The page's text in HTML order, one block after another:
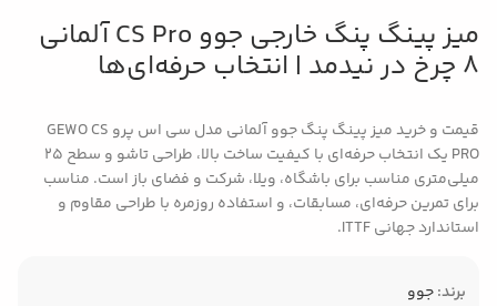
میز پینگ پنگ خارجی جوو CS Pro آلمانی
8 چرخ در نیدمد | انتخاب حرفه‌ای‌ها
قیمت و خرید میز پینگ پنگ جوو آلمانی مدل سی اس پرو GEWO CS
PRO یک انتخاب حرفه‌ای با کیفیت ساخت بالا، طراحی تاشو و سطح ۲۵
میلی‌متری مناسب برای باشگاه، ویلا، شرکت و فضای باز است. مناسب
برای تمرین حرفه‌ای، مسابقات، و استفاده روزمره با طراحی مقاوم و
استاندارد جهانی ITTF.
برند:جوو